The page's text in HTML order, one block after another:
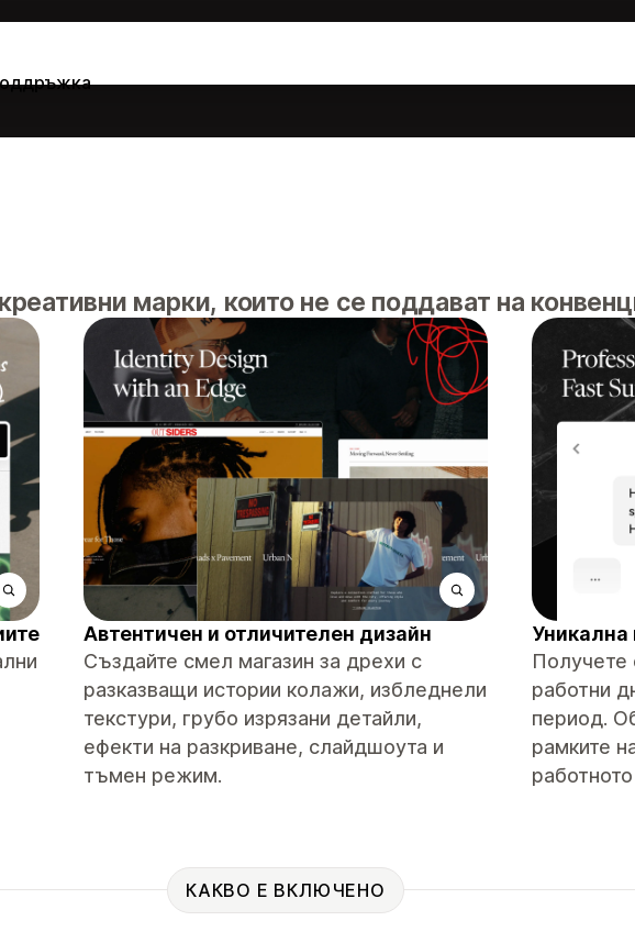
марки, които не се поддават на
Автентичен и отличителен дизайн
Създайте смел магазин за дрехи с
разказващи истории колажи, избледнели
текстури, грубо изрязани детайли,
ефекти на разкриване, слайдшоута и
тъмен режим.
Получете
работни
период.
рамките
КАКВО Е ВКЛЮЧЕНО